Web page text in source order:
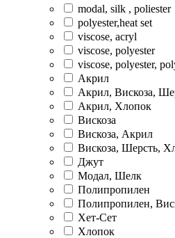
modal, silk , poliester
polyester,heat set
viscose, acryl
viscose, polyester
viscose, polyester,
Акрил
Акрил, Вискоза,
Акрил, Хлопок
Вискоза
Вискоза, Акрил
Вискоза, Шерсть,
Джут
Модал, Шелк
Полипропилен
Полипропилен,
Хет-Сет
Хлопок